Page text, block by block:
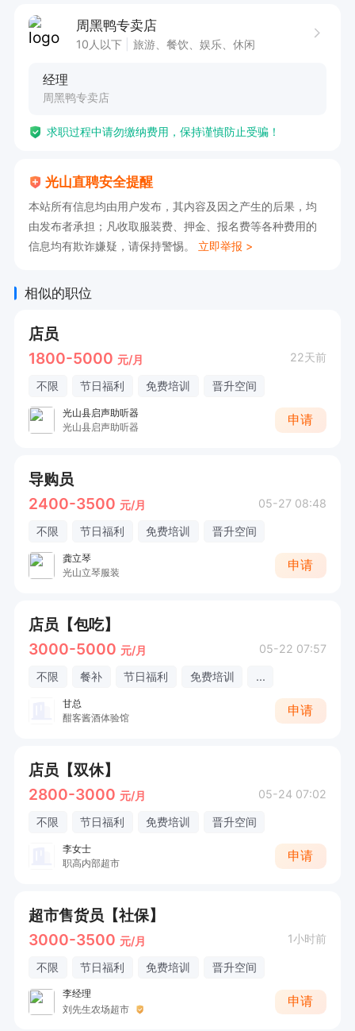
休一
薪资结算清晰透明，多劳多得
资可达6000元
有意向🉑电话沟通，请告知【光山直聘】看到的😊
周黑鸭专卖店
10人以下 旅游、餐饮、娱乐、休闲
经理
周黑鸭专卖店
求职过程中请勿缴纳费用，保持谨慎防止受骗！
光山直聘安全提醒
本站所有信息均由用户发布，其内容及因之产生的后果，均
由发布者承担；凡收取服装费、押金、报名费等各种费用的
信息均有欺诈嫌疑，请保持警惕。 立即举报 >
相似的职位
店员
1800-5000 元/月 22天前
不限 节日福利 免费培训 晋升空间
光山县启声助听器
光山县启声助听器
申请
导购员
2400-3500 元/月 05-27 08:48
不限 节日福利 免费培训 晋升空间
龚立琴
光山立琴服装
申请
店员【包吃】
3000-5000 元/月 05-22 07:57
不限 餐补 节日福利 免费培训 ...
甘总
酣客酱酒体验馆
申请
店员【双休】
2800-3000 元/月 05-24 07:02
不限 节日福利 免费培训 晋升空间
李女士
职高内部超市
申请
超市售货员【社保】
3000-3500 元/月 1小时前
不限 节日福利 免费培训 晋升空间
李经理
刘先生农场超市
申请